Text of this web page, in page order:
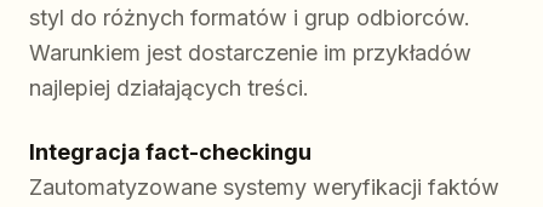
styl do różnych formatów i grup odbiorców.
Warunkiem jest dostarczenie im przykładów
najlepiej działających treści.
Integracja fact-checkingu
Zautomatyzowane systemy weryfikacji faktów